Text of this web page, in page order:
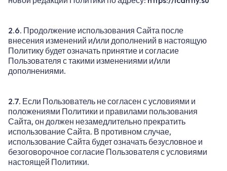
2.6. Продолжение использования Сайта после
внесения изменений и/или дополнений в настоящую
Политику будет означать принятие и согласие
Пользователя с такими изменениями и/или
дополнениями.
2.7. Если Пользователь не согласен с условиями и
положениями Политики и правилами пользования
Сайта, он должен незамедлительно прекратить
использование Сайта. В противном случае,
использование Сайта будет означать безусловное и
безоговорочное согласие Пользователя с условиями
настоящей Политики.